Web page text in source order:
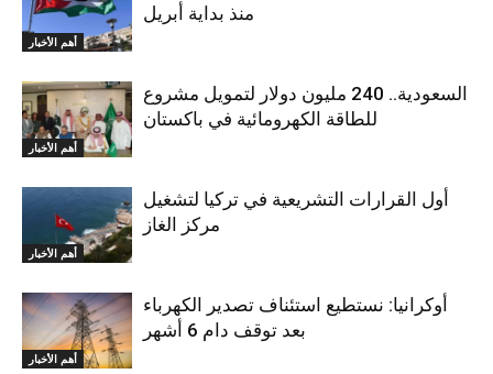
أهم الأخبار
منذ بداية أبريل
أهم الأخبار
السعودية.. 240 مليون دولار لتمويل مشروع
للطاقة الكهرومائية في باكستان
أهم الأخبار
أول القرارات التشريعية في تركيا لتشغيل
مركز الغاز
أهم الأخبار
أوكرانيا: نستطيع استئناف تصدير الكهرباء
بعد توقف دام 6 أشهر